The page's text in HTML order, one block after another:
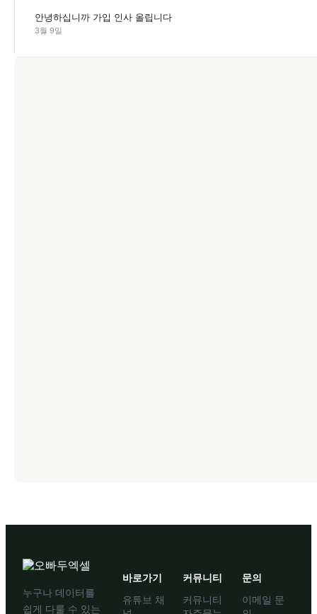
안녕하십니까 가입 인사 올립니다
3월 9일
누구나 데이터를
쉽게 다룰 수 있는
바로가기
유튜브 채
커뮤니티
커뮤니티
문의
이메일 문